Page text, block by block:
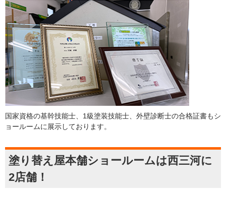
国家資格の基幹技能士、1級塗装技能士、外壁診断士の合格証書もシ
ョールームに展示しております。
塗り替え屋本舗ショールームは西三河に
2店舗！